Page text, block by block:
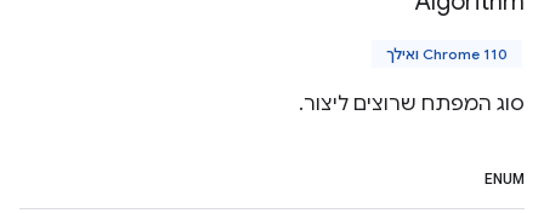
Chrome 110 ואילך
סוג המפתח שרוצים ליצור.
ENUM